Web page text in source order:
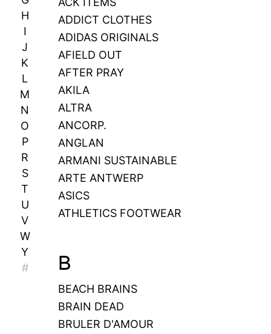
H
I
J
K
L
M
N
O
P
R
S
T
U
V
W
Y
#
ADDICT CLOTHES
ADIDAS ORIGINALS
AFIELD OUT
AFTER PRAY
AKILA
ALTRA
ANCORP.
ANGLAN
ARMANI SUSTAINABLE
ARTE ANTWERP
ASICS
ATHLETICS FOOTWEAR
B
BEACH BRAINS
BRAIN DEAD
BRULER D'AMOUR